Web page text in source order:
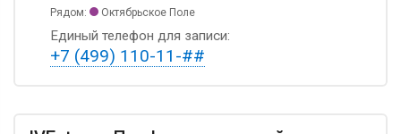
Рядом: Октябрьское Поле
Единый телефон для записи:
+7 (499) 110-11-##